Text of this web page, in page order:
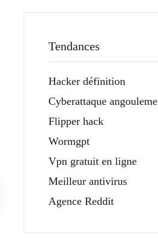
Tendances
Hacker définition
Cyberattaque angouleme
Flipper hack
Wormgpt
Vpn gratuit en ligne
Meilleur antivirus
Agence Reddit